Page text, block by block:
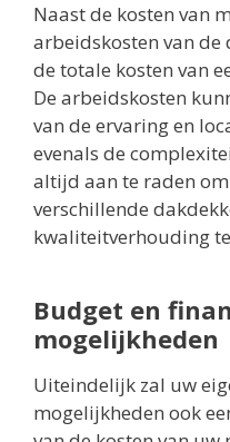
Naast de kosten van
arbeidskosten van
de totale kosten van
De arbeidskosten
van de ervaring en
evenals de
altijd aan te raden
verschillende
kwaliteitverhouding
Budget en
mogelijkheden
Uiteindelijk zal uw
mogelijkheden ook